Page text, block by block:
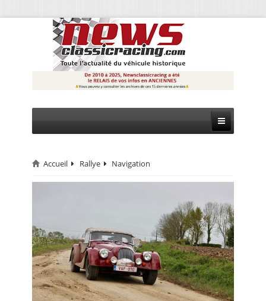
CIRCUIT
EVÈNEMENTS
CALENDRIER
FOCUS
Accueil Rallye Navigation